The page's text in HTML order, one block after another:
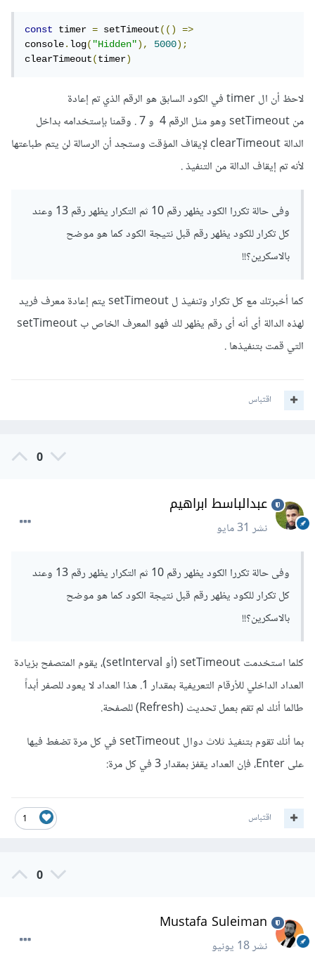
const timer = setTimeout(()
=>
console.log("Hidden"), 5000);
clearTimeout(timer)
لاحظ أن ال timer في الكود السابق هو الرقم الذي تم إعادة
من setTimeout وهو مثل الرقم 4 و 7 . وقمنا بإستخدامه بداخل
الدالة clearTimeout لإيقاف المؤقت وستجد أن الرسالة لن يتم طباعتها
لأنه تم إيقاف الدالة من التنفيذ .
وفى حالة تكررا الكود يظهر رقم 10 ثم التكرار يظهر رقم 13 وعند
كل تكرار للكود يظهر رقم قبل نتيجة الكود كما هو موضح
بالاسكرين؟!!
كما أخبرتك مع كل تكرار وتنفيذ ل setTimeout يتم إعادة معرف فريد
لهذه الدالة أى أنه أى رقم يظهر لك فهو المعرف الخاص ب setTimeout
التي قمت بتنفيذها .
اقتباس
0
عبدالباسط ابراهيم
نشر31 مايو
وفى حالة تكررا الكود يظهر رقم 10 ثم التكرار يظهر رقم 13 وعند
كل تكرار للكود يظهر رقم قبل نتيجة الكود كما هو موضح
بالاسكرين؟!!
كلما استخدمت setTimeout (أو setInterval)، يقوم المتصفح بزيادة
العداد الداخلي للأرقام التعريفية بمقدار 1. هذا العداد لا يعود للصفر أبداً
طالما أنك لم تقم بعمل تحديث (Refresh) للصفحة.
بما أنك تقوم بتنفيذ ثلاث دوال setTimeout في كل مرة تضغط فيها
على Enter، فإن العداد يقفز بمقدار 3 في كل مرة:
1 اقتباس
0
Mustafa Suleiman
نشر18 يونيو